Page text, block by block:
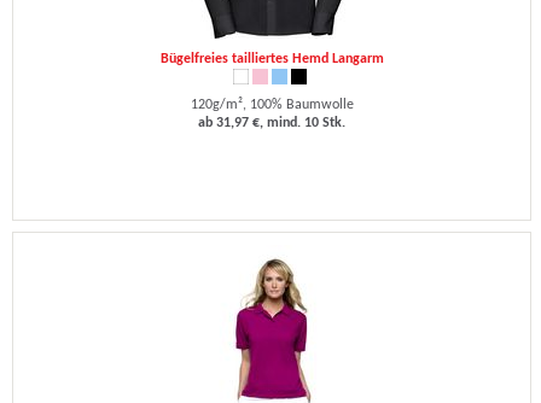
Bügelfreies tailliertes Hemd Langarm
120g/m², 100% Baumwolle
ab 31,97 €, mind. 10 Stk.